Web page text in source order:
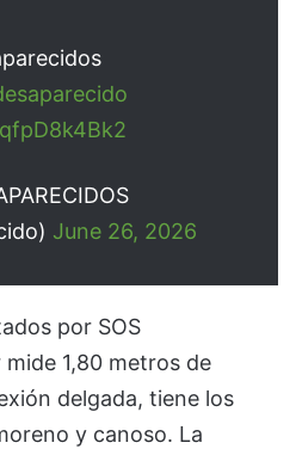
June 26, 2026
por SOS
1,80 metros de
delgada, tiene los
y canoso. La